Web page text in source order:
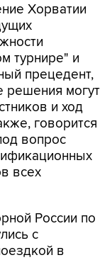
Хорватии
турнире" и
прецедент,
решения могут
и ход
говорится
вопрос
всех
России по
с
в